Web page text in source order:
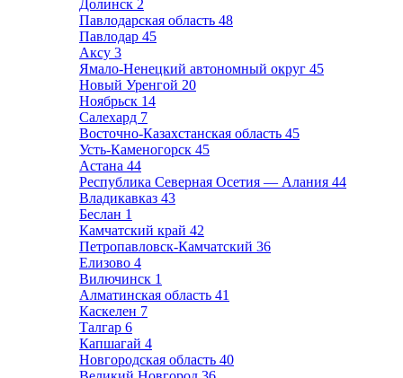
Долинск 2
Павлодарская область 48
Павлодар 45
Аксу 3
Ямало-Ненецкий автономный округ 45
Новый Уренгой 20
Ноябрьск 14
Салехард 7
Восточно-Казахстанская область 45
Усть-Каменогорск 45
Астана 44
Республика Северная Осетия — Алания 44
Владикавказ 43
Беслан 1
Камчатский край 42
Петропавловск-Камчатский 36
Елизово 4
Вилючинск 1
Алматинская область 41
Каскелен 7
Талгар 6
Капшагай 4
Новгородская область 40